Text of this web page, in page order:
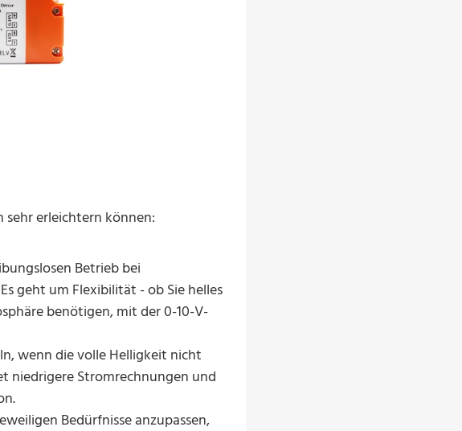
sehr erleichtern können:
Betrieb bei
geht um Flexibilität - ob Sie helles
benötigen, mit der 0-10-V-
wenn die volle Helligkeit nicht
niedrigere Stromrechnungen und
Bedürfnisse anzupassen,